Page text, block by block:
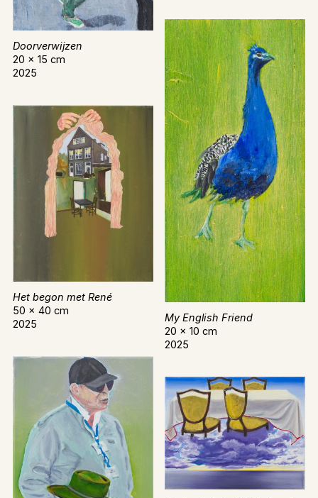
Doorverwijzen
20 x 15 cm
2025
My English Friend
20 x 10 cm
2025
Het begon met René
50 x 40 cm
2025